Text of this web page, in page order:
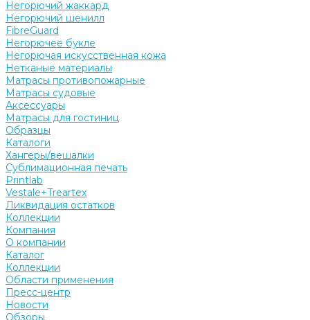
Негорючий жаккард
Негорючий шенилл
FibreGuard
Негорючее букле
Негорючая искусственная кожа
Нетканые материалы
Матрасы противопожарные
Матрасы судовые
Аксессуары
Матрасы для гостиниц
Образцы
Каталоги
Хангеры/вешалки
Сублимационная печать
Printlab
Vestale+Treartex
Ликвидация остатков
Коллекции
Компания
О компании
Каталог
Коллекции
Области применения
Пресс-центр
Новости
Обзоры